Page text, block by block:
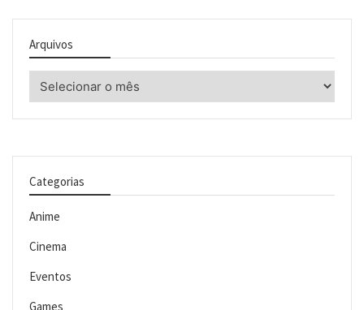
Arquivos
Categorias
Anime
Cinema
Eventos
Games